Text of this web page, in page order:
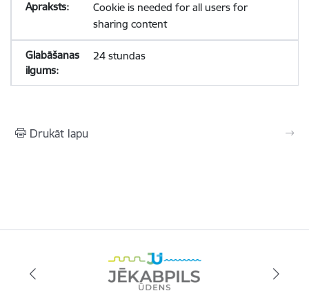
Cookie is needed for all users for
sharing content
24 stundas
Drukāt lapu